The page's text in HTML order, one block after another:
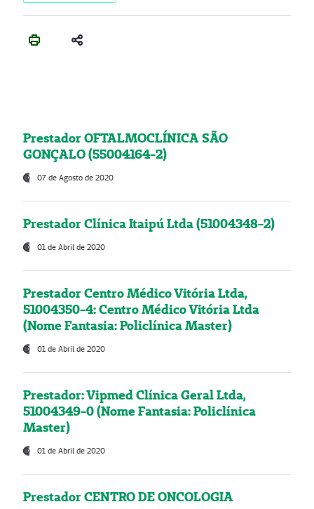
Prestador OFTALMOCLÍNICA SÃO
GONÇALO (55004164-2)
07 de Agosto de 2020
Prestador Clínica Itaipú Ltda (51004348-2)
01 de Abril de 2020
Prestador Centro Médico Vitória Ltda,
51004350-4: Centro Médico Vitória Ltda
(Nome Fantasia: Policlínica Master)
01 de Abril de 2020
Prestador: Vipmed Clínica Geral Ltda,
51004349-0 (Nome Fantasia: Policlínica
Master)
01 de Abril de 2020
Prestador CENTRO DE ONCOLOGIA